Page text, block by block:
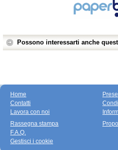
Possono interessarti anche
Home
Contatti
Lavora con noi
Rassegna stampa
F.A.Q.
Gestisci i cookie